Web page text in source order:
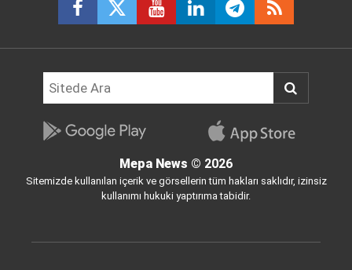
Mepa News © 2026
Sitemizde kullanılan içerik ve görsellerin tüm hakları saklıdır, izinsiz
kullanımı hukuki yaptırıma tabidir.